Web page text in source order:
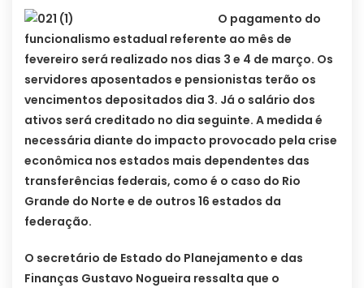
O pagamento do
funcionalismo estadual referente ao mês de
fevereiro será realizado nos dias 3 e 4 de março. Os
servidores aposentados e pensionistas terão os
vencimentos depositados dia 3. Já o salário dos
ativos será creditado no dia seguinte. A medida é
necessária diante do impacto provocado pela crise
econômica nos estados mais dependentes das
transferências federais, como é o caso do Rio
Grande do Norte e de outros 16 estados da
federação.
O secretário de Estado do Planejamento e das
Finanças Gustavo Nogueira ressalta que o